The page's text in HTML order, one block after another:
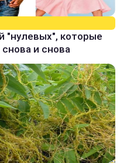
"нулевых", которые
и снова